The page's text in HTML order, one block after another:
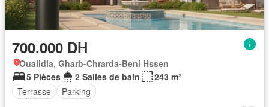
700.000 DH
Oualidia, Gharb-Chrarda-Beni Hssen
5 Pièces
2 Salles de bain
243 m²
Terrasse
Parking